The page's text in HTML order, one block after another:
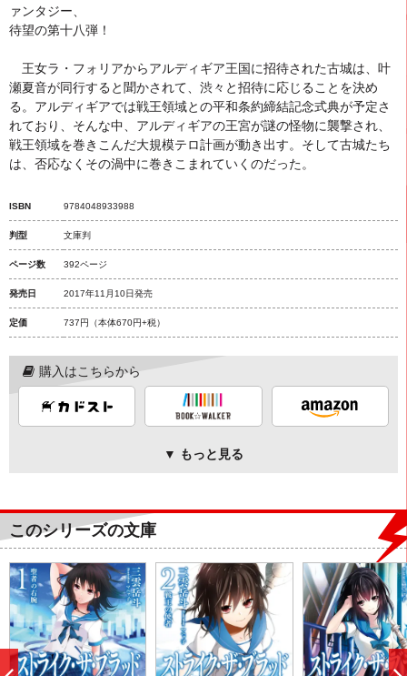
ァンタジー、
待望の第十八弾！
王女ラ・フォリアからアルディギア王国に招待された古城は、叶
瀬夏音が同行すると聞かされて、渋々と招待に応じることを決め
る。アルディギアでは戦王領域との平和条約締結記念式典が予定さ
れており、そんな中、アルディギアの王宮が謎の怪物に襲撃され、
戦王領域を巻きこんだ大規模テロ計画が動き出す。そして古城たち
は、否応なくその渦中に巻きこまれていくのだった。
ISBN 9784048933988
判型 文庫判
ページ数 392ページ
発売日 2017年11月10日発売
定価 737円 （本体670円+税）
購入はこちらから
▼ もっと見る
このシリーズの文庫